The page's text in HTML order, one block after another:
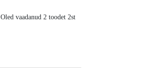
Oled vaadanud 2 toodet 2st